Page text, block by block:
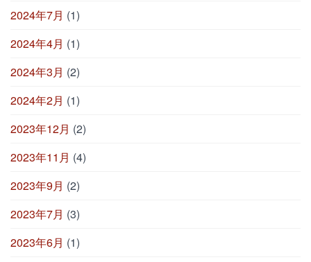
2024年7月 (1)
2024年4月 (1)
2024年3月 (2)
2024年2月 (1)
2023年12月 (2)
2023年11月 (4)
2023年9月 (2)
2023年7月 (3)
2023年6月 (1)